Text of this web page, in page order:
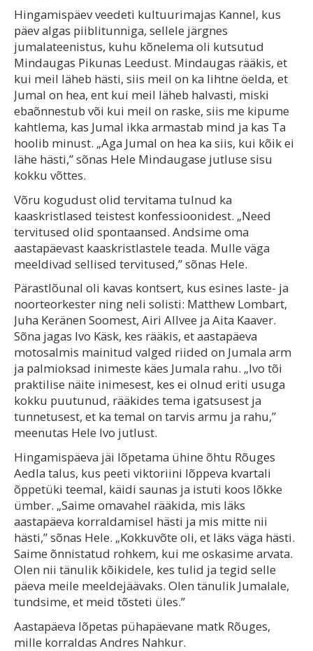
Hingamispäev veedeti kultuurimajas Kannel, kus
päev algas piiblitunniga, sellele järgnes
jumalateenistus, kuhu kõnelema oli kutsutud
Mindaugas Pikunas Leedust. Mindaugas rääkis, et
kui meil läheb hästi, siis meil on ka lihtne öelda, et
Jumal on hea, ent kui meil läheb halvasti, miski
ebaõnnestub või kui meil on raske, siis me kipume
kahtlema, kas Jumal ikka armastab mind ja kas Ta
hoolib minust. „Aga Jumal on hea ka siis, kui kõik ei
lähe hästi,” sõnas Hele Mindaugase jutluse sisu
kokku võttes.
Võru kogudust olid tervitama tulnud ka
kaaskristlased teistest konfessioonidest. „Need
tervitused olid spontaansed. Andsime oma
aastapäevast kaaskristlastele teada. Mulle väga
meeldivad sellised tervitused,” sõnas Hele.
Pärastlõunal oli kavas kontsert, kus esines laste- ja
noorteorkester ning neli solisti: Matthew Lombart,
Juha Keränen Soomest, Airi Allvee ja Aita Kaaver.
Sõna jagas Ivo Käsk, kes rääkis, et aastapäeva
motosalmis mainitud valged riided on Jumala arm
ja palmioksad inimeste käes Jumala rahu. „Ivo tõi
praktilise näite inimesest, kes ei olnud eriti usuga
kokku puutunud, rääkides tema igatsusest ja
tunnetusest, et ka temal on tarvis armu ja rahu,”
meenutas Hele Ivo jutlust.
Hingamispäeva jäi lõpetama ühine õhtu Rõuges
Aedla talus, kus peeti viktoriini lõppeva kvartali
õppetüki teemal, käidi saunas ja istuti koos lõkke
ümber. „Saime omavahel rääkida, mis läks
aastapäeva korraldamisel hästi ja mis mitte nii
hästi,” sõnas Hele. „Kokkuvõte oli, et läks väga hästi.
Saime õnnistatud rohkem, kui me oskasime arvata.
Olen nii tänulik kõikidele, kes tulid ja tegid selle
päeva meile meeldejäävaks. Olen tänulik Jumalale,
tundsime, et meid tõsteti üles.”
Aastapäeva lõpetas pühapäevane matk Rõuges,
mille korraldas Andres Nahkur.